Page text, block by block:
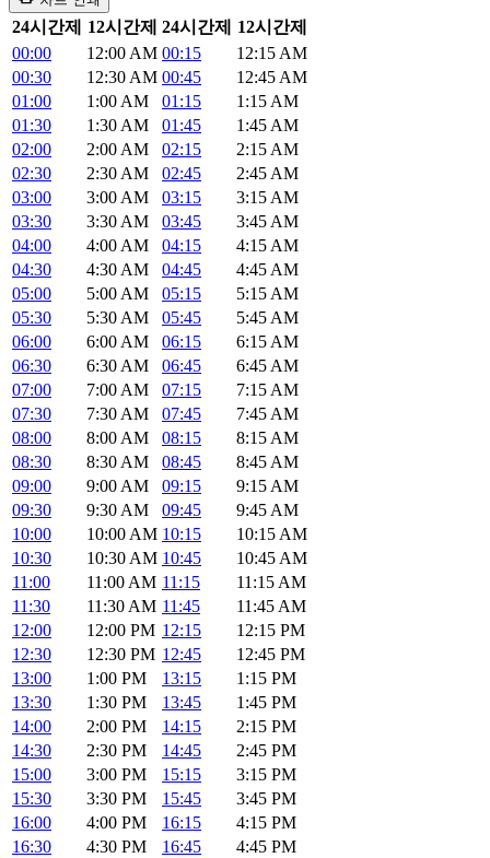
24시간제 12시간제 24시간제
12시간제
00:00
12:00 AM 00:15
12:15 AM
00:30
12:30 AM 00:45
12:45 AM
01:00
1:00 AM 01:15
1:15 AM
01:30
1:30 AM 01:45
1:45 AM
02:00
2:00 AM 02:15
2:15 AM
02:30
2:30 AM 02:45
2:45 AM
03:00
3:00 AM 03:15
3:15 AM
03:30
3:30 AM 03:45
3:45 AM
04:00
4:00 AM 04:15
4:15 AM
04:30
4:30 AM 04:45
4:45 AM
05:00
5:00 AM 05:15
5:15 AM
05:30
5:30 AM 05:45
5:45 AM
06:00
6:00 AM 06:15
6:15 AM
06:30
6:30 AM 06:45
6:45 AM
07:00
7:00 AM 07:15
7:15 AM
07:30
7:30 AM 07:45
7:45 AM
08:00
8:00 AM 08:15
8:15 AM
08:30
8:30 AM 08:45
8:45 AM
09:00
9:00 AM 09:15
9:15 AM
09:30
9:30 AM 09:45
9:45 AM
10:00
10:00 AM 10:15
10:15 AM
10:30
10:30 AM 10:45
10:45 AM
11:00
11:00 AM 11:15
11:15 AM
11:30
11:30 AM 11:45
11:45 AM
12:00
12:00 PM 12:15
12:15 PM
12:30
12:30 PM 12:45
12:45 PM
13:00
1:00 PM 13:15
1:15 PM
13:30
1:30 PM 13:45
1:45 PM
14:00
2:00 PM 14:15
2:15 PM
14:30
2:30 PM 14:45
2:45 PM
15:00
3:00 PM 15:15
3:15 PM
15:30
3:30 PM 15:45
3:45 PM
16:00
4:00 PM 16:15
4:15 PM
16:30
4:30 PM 16:45
4:45 PM